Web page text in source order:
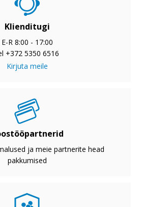
Klienditugi
E-R 8:00 - 17:00
+372 5350 6516
Kirjuta meile
ja meie partnerite head
pakkumised